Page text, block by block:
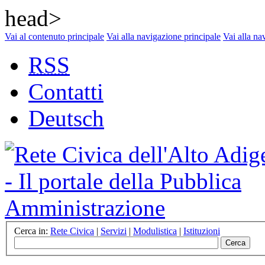
head>
Vai al contenuto principale Vai alla navigazione principale Vai alla
RSS
Contatti
Deutsch
Cerca in: Rete Civica | Servizi | Modulistica | Istituzioni